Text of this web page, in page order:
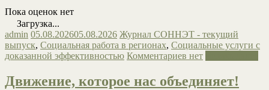
Пока оценок нет
Загрузка...
admin 05.08.202605.08.2026 Журнал СОННЭТ - текущий
выпуск, Социальная работа в регионах, Социальные услуги с
доказанной эффективностью Комментариев нет
Движение, которое нас объединяет!